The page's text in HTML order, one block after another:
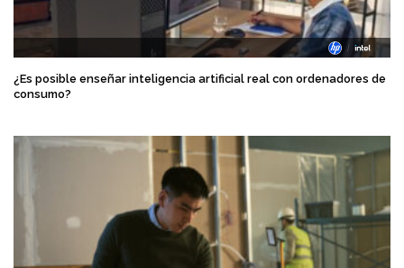
¿Es posible enseñar inteligencia artificial real con ordenadores de
consumo?